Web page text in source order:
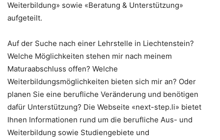
Weiterbildung» sowie «Beratung & Unterstützung»
aufgeteilt.
Auf der Suche nach einer Lehrstelle in Liechtenstein?
Welche Möglichkeiten stehen mir nach meinem
Maturaabschluss offen? Welche
Weiterbildungsmöglichkeiten bieten sich mir an? Oder
planen Sie eine berufliche Veränderung und benötigen
dafür Unterstützung? Die Webseite «next-step.li» bietet
Ihnen Informationen rund um die berufliche Aus- und
Weiterbildung sowie Studiengebiete und